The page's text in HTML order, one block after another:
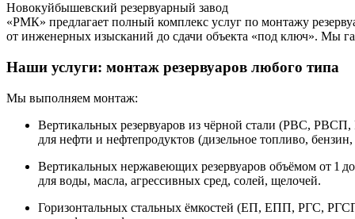
Новокуйбышевский резервуарный завод
«РМК» предлагает полный комплекс услуг по монтажу
от инженерных изысканий до сдачи объекта «под ключ». Мы
Наши услуги: монтаж резервуаров любого типа
Мы выполняем монтаж:
Вертикальных резервуаров из чёрной стали (РВС, РВСП,
для нефти и нефтепродуктов (дизельное топливо, бензин,
Вертикальных нержавеющих резервуаров объёмом от 1 до
для воды, масла, агрессивных сред, солей, щелочей.
Горизонтальных стальных ёмкостей (ЕП, ЕПП, РГС,